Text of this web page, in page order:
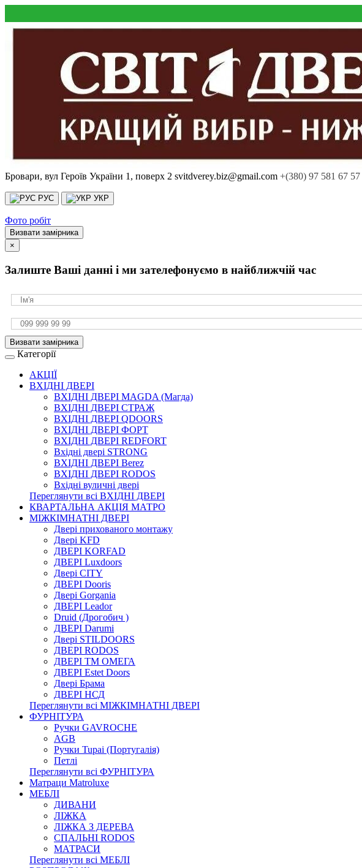
Бровари, вул Героїв України 1, поверх 2 svitdverey.biz@gmail.com +(380) 97 581 67 57
РУС УКР
Фото робіт
Визвати замірника
×
Залиште Ваші данні і ми зателефонуємо в найближчій час
Визвати замірника
Категорії
АКЦІЇ
ВХІДНІ ДВЕРІ
ВХІДНІ ДВЕРІ МAGDA (Магда)
ВХІДНІ ДВЕРІ СТРАЖ
ВХІДНІ ДВЕРІ QDOORS
ВХІДНІ ДВЕРІ ФОРТ
ВХІДНІ ДВЕРІ REDFORT
Вхідні двері STRONG
ВХІДНІ ДВЕРІ Berez
ВХІДНІ ДВЕРІ RODOS
Вхідні вуличні двері
Переглянути всі ВХІДНІ ДВЕРІ
КВАРТАЛЬНА АКЦІЯ МАТРО
МІЖКІМНАТНІ ДВЕРІ
Двері прихованого монтажу
Двері KFD
ДВЕРІ KORFAD
ДВЕРІ Luxdoors
Двері CITY
ДВЕРІ Dooris
Двері Gorgania
ДВЕРІ Leador
Druid (Дрогобич )
ДВЕРІ Darumi
Двері STILDOORS
ДВЕРІ RODOS
ДВЕРІ ТМ ОМЕГА
ДВЕРІ Estet Doors
Двері Брама
ДВЕРІ НСД
Переглянути всі МІЖКІМНАТНІ ДВЕРІ
ФУРНІТУРА
Ручки GAVROCHE
AGB
Ручки Tupai (Португалія)
Петлі
Переглянути всі ФУРНІТУРА
Матраци Matroluxe
МЕБЛІ
ДИВАНИ
ЛІЖКА
ЛІЖКА З ДЕРЕВА
СПАЛЬНІ RODOS
МАТРАСИ
Переглянути всі МЕБЛІ